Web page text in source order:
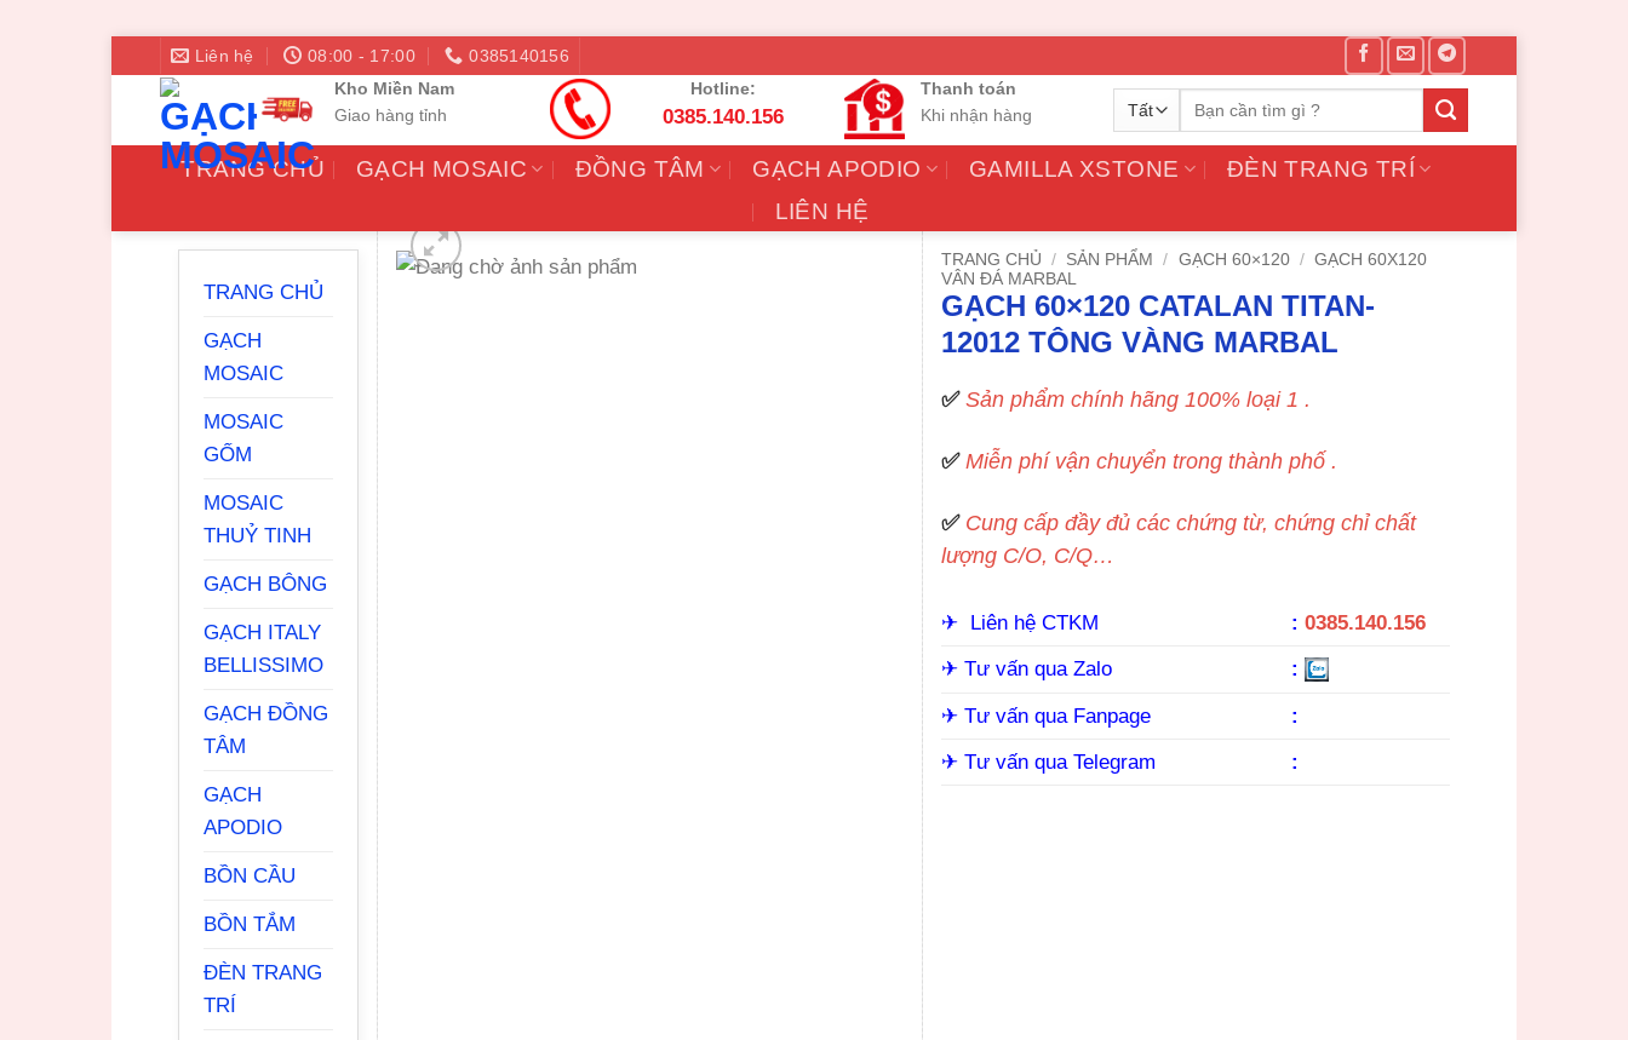
dung
Liên hệ 08:00 - 17:00
0385140156
Kho Miền Nam
Giao hàng tỉnh
Hotline:
0385.140.156
Thanh toán
Khi nhận hàng
Tìm
TRANG CHỦ GẠCH MOSAIC ĐỒNG TÂM GẠCH APODIO GAMILLA XSTONE
ĐÈN TRANG TRÍ
LIÊN HỆ
TRANG CHỦ
GẠCH
MOSAIC
MOSAIC
GỐM
MOSAIC
THUỶ TINH
GẠCH BÔNG
GẠCH ITALY
BELLISSIMO
GẠCH ĐỒNG
TÂM
GẠCH
APODIO
BỒN CẦU
BỒN TẮM
ĐÈN TRANG
TRÍ
TRANG CHỦ / SẢN PHẨM / GẠCH 60×120 / GẠCH 60X120
VÂN ĐÁ MARBAL
GẠCH 60×120 CATALAN TITAN-
12012 TÔNG VÀNG MARBAL
✅Sản phẩm chính hãng 100% loại 1 .
✅Miễn phí vận chuyển trong thành phố .
✅ Cung cấp đầy đủ các chứng từ, chứng chỉ chất
lượng C/O, C/Q…
✈︎ Liên hệ CTKM : 0385.140.156
✈︎ Tư vấn qua Zalo :
✈︎ Tư vấn qua Fanpage
:
✈︎ Tư vấn qua Telegram
: